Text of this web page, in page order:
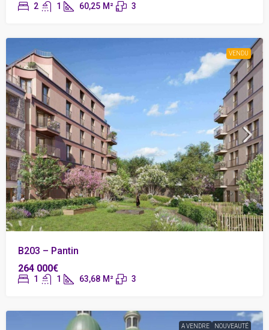
2 1 60,25 M² 3
VENDU
B203 – Pantin
264 000€
1 1 63,68 M² 3
A VENDRE NOUVEAUTÉ